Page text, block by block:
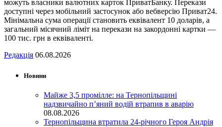
можуть власники валютних карток ПриватБанку. Перекази
доступні через мобільний застосунок або вебверсію Приват24.
Мінімальна сума операції становить еквівалент 10 доларів, а
загальний місячний ліміт на перекази на закордонні картки —
100 тис. грн в еквіваленті.
Редакція 06.08.2026
Новини
Майже 3,5 промілле: на Тернопільщині
надзвичайно п’яний водій втрапив в аварію
08.08.2026
Тернопільщина втратила 24-річного Героя Андрія